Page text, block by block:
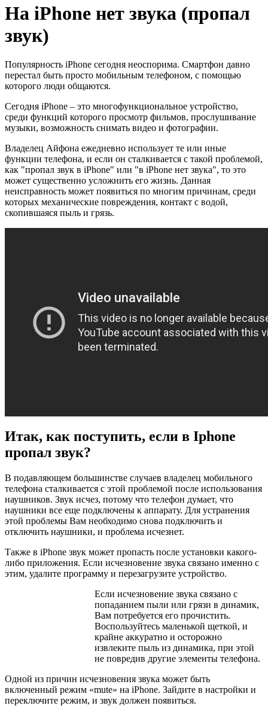
На iPhone нет звука (пропал
звук)
Популярность iPhone сегодня неоспорима. Смартфон давно
перестал быть просто мобильным телефоном, с помощью
которого люди общаются.
Сегодня iPhone – это многофункциональное устройство,
среди функций которого просмотр фильмов, прослушивание
музыки, возможность снимать видео и фотографии.
Владелец Айфона ежедневно использует те или иные
функции телефона, и если он сталкивается с такой проблемой,
как "пропал звук в iPhone" или "в iPhone нет звука", то это
может существенно усложнить его жизнь. Данная
неисправность может появиться по многим причинам, среди
которых механические повреждения, контакт с водой,
скопившаяся пыль и грязь.
Итак, как поступить, если в Iphone
пропал звук?
В подавляющем большинстве случаев владелец мобильного
телефона сталкивается с этой проблемой после использования
наушников. Звук исчез, потому что телефон думает, что
наушники все еще подключены к аппарату. Для устранения
этой проблемы Вам необходимо снова подключить и
отключить наушники, и проблема исчезнет.
Также в iPhone звук может пропасть после установки какого-
либо приложения. Если исчезновение звука связано именно с
этим, удалите программу и перезагрузите устройство.
Если исчезновение звука связано с
попаданием пыли или грязи в динамик,
Вам потребуется его прочистить.
Воспользуйтесь маленькой щеткой, и
крайне аккуратно и осторожно
извлеките пыль из динамика, при этой
не повредив другие элементы телефона.
Одной из причин исчезновения звука может быть
включенный режим «mute» на iPhone. Зайдите в настройки и
переключите режим, и звук должен появиться.